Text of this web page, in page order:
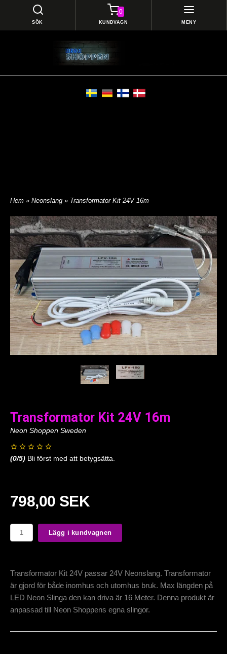
SÖK
0
KUNDVAGN MENY
Hem » Neonslang » Transformator Kit 24V 16m
Transformator Kit 24V 16m
Neon Shoppen Sweden
(0/5) Bli först med att betygsätta.
798,00 SEK
Lägg i kundvagnen
Transformator Kit 24V passar 24V Neonslang. Transformator
är gjord för både inomhus och utomhus bruk. Max längden på
LED Neon Slinga den kan driva är 16 Meter. Denna produkt är
anpassad till Neon Shoppens egna slingor.